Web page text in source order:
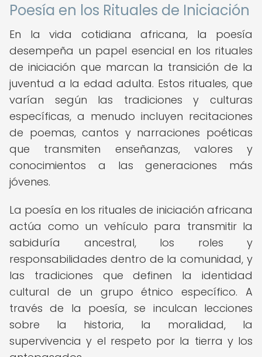
Poesía en los Rituales de Iniciación
En la vida cotidiana africana, la poesía
desempeña un papel esencial en los rituales
de iniciación que marcan la transición de la
juventud a la edad adulta. Estos rituales, que
varían según las tradiciones y culturas
específicas, a menudo incluyen recitaciones
de poemas, cantos y narraciones poéticas
que transmiten enseñanzas, valores y
conocimientos a las generaciones más
jóvenes.
La poesía en los rituales de iniciación africana
actúa como un vehículo para transmitir la
sabiduría ancestral, los roles y
responsabilidades dentro de la comunidad, y
las tradiciones que definen la identidad
cultural de un grupo étnico específico. A
través de la poesía, se inculcan lecciones
sobre la historia, la moralidad, la
supervivencia y el respeto por la tierra y los